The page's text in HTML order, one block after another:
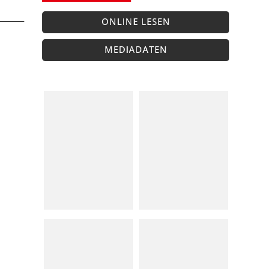
ONLINE LESEN
MEDIADATEN